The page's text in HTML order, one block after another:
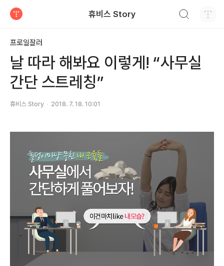
휴비스 Story
프로일잘러
날 따라 해봐요 이렇게! “사무실
간단 스트레칭”
휴비스 Story 2018. 7. 18. 10:01